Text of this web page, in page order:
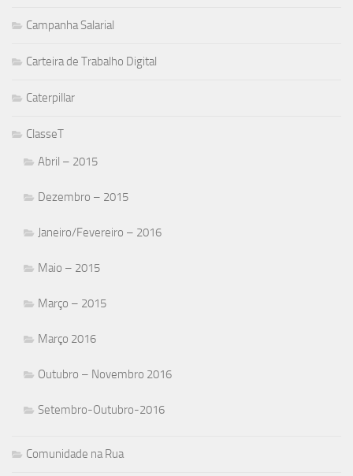
Campanha Salarial
Carteira de Trabalho Digital
Caterpillar
ClasseT
Abril – 2015
Dezembro – 2015
Janeiro/Fevereiro – 2016
Maio – 2015
Março – 2015
Março 2016
Outubro – Novembro 2016
Setembro-Outubro-2016
Comunidade na Rua